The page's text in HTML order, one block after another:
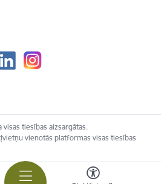
tiesības aizsargātas.
vienotās platformas visas tiesības